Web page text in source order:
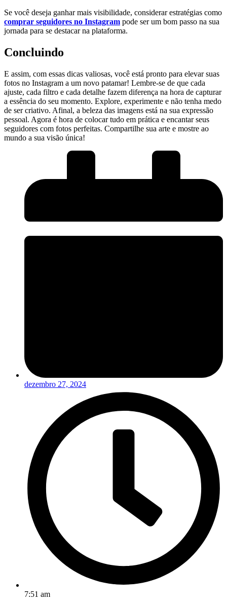
Se você deseja ⁢ganhar mais visibilidade,‍ considerar estratégias como
comprar seguidores no Instagram pode ser um bom passo‍ na sua
⁤jornada para ‌se ⁤destacar na plataforma.
Concluindo
E assim, com essas dicas valiosas, você⁣ está pronto para elevar suas
fotos no Instagram a um novo patamar! Lembre-se de que cada
ajuste, cada filtro e cada detalhe fazem diferença na hora ‌de capturar
a essência do seu momento. Explore, experimente e não tenha medo
de ser criativo. ​Afinal, a⁤ beleza das imagens⁣ está na sua expressão
pessoal. Agora é hora de colocar tudo em prática e encantar ‍seus‍
seguidores com fotos perfeitas. Compartilhe sua arte e mostre ao
mundo ​a sua visão única!
dezembro 27, 2024
7:51 am